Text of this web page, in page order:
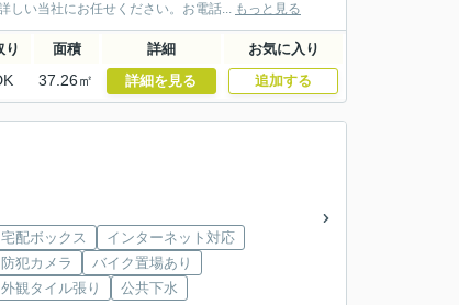
しい当社にお任せください。お電話... もっと見る
り 面積 詳細 お気に入り
37.26㎡ 詳細を見る 追加する
宅配ボックス
インターネット対応
防犯カメラ
バイク置場あり
外観タイル張り
公共下水